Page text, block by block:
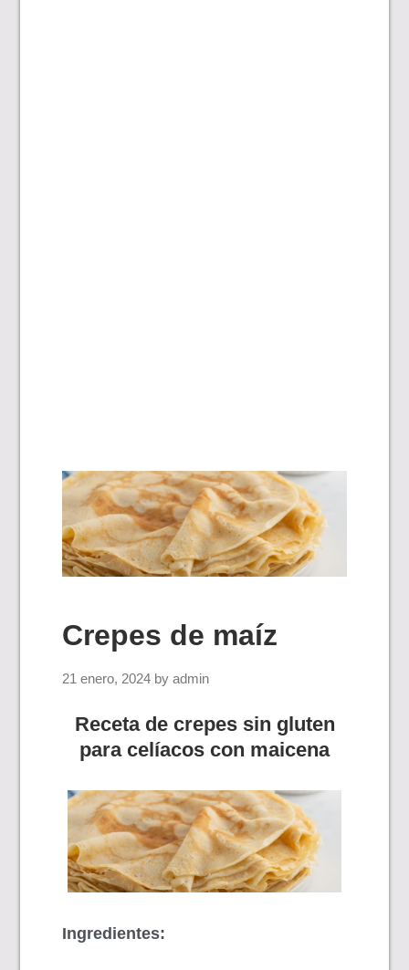
Crepes de maíz
21 enero, 2024 byadmin
Receta de crepes sin gluten
para celíacos con maicena
Ingredientes: